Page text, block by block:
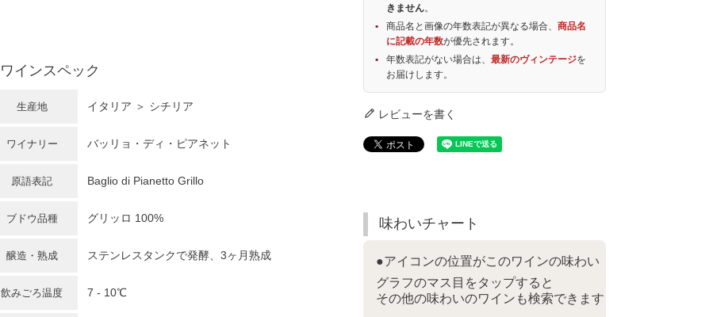
ワインスペック
生産地 イタリア ＞ シチリア
ワイナリー バッリョ・ディ・ピアネット
原語表記 Baglio di Pianetto Grillo
ブドウ品種 グリッロ 100%
醸造・熟成 ステンレスタンクで発酵、3ヶ月熟成
飲みごろ温度 7 - 10℃
きません。
商品名と画像の年数表記が異なる場合、商品名
に記載の年数が優先されます。
年数表記がない場合は、最新のヴィンテージを
お届けします。
レビューを書く
味わいチャート
●アイコンの位置がこのワインの味わい
グラフのマス目をタップすると
その他の味わいのワインも検索できます